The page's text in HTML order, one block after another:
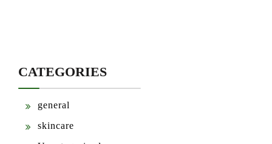
CATEGORIES
general
skincare